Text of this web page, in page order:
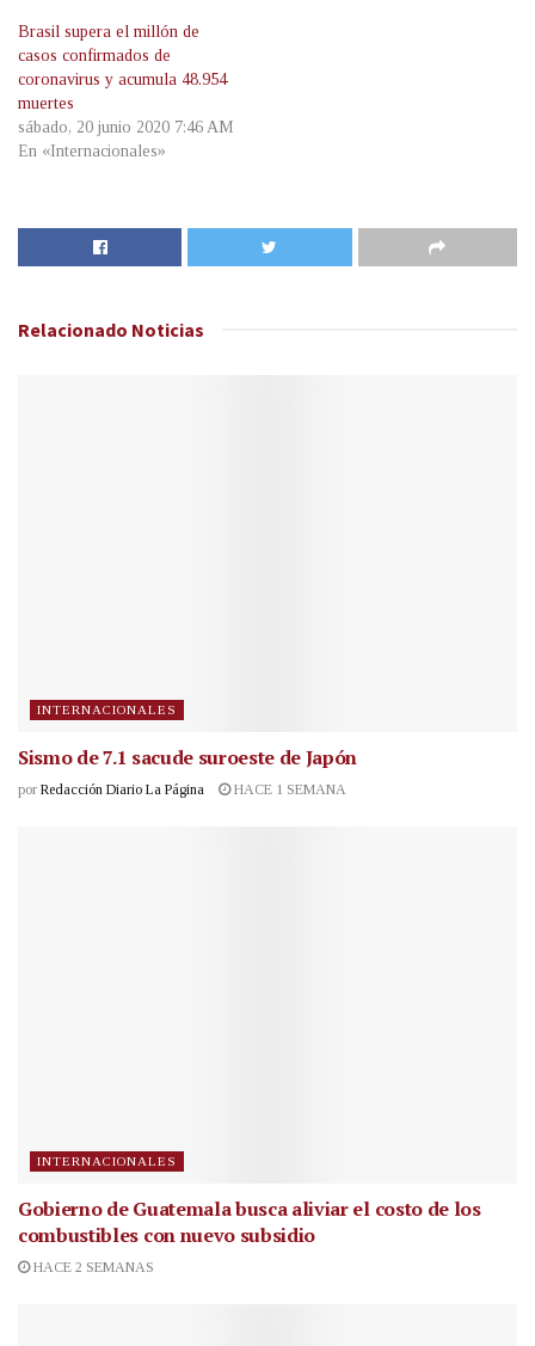
Brasil supera el millón de
casos confirmados de
coronavirus y acumula 48.954
muertes
sábado, 20 junio 2020 7:46 AM
En «Internacionales»
Relacionado Noticias
INTERNACIONALES
Sismo de 7.1 sacude suroeste de Japón
por Redacción Diario La Página HACE 1 SEMANA
INTERNACIONALES
Gobierno de Guatemala busca aliviar el costo de los
combustibles con nuevo subsidio
HACE 2 SEMANAS